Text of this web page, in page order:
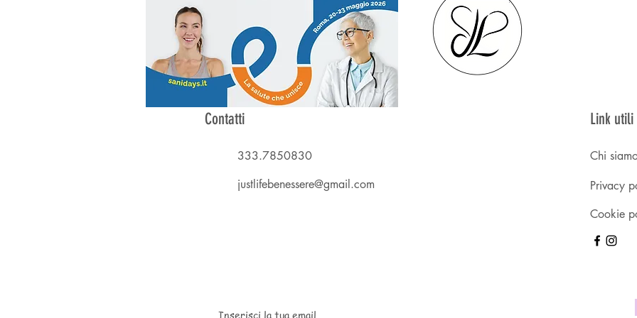
Contatti
333.7850830
justlifebenessere@gmail.com
Link utili
Chi
Privacy
Cookie